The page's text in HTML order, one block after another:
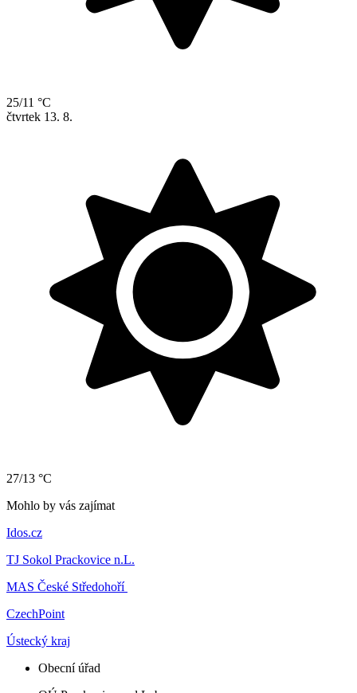
25/11 °C
čtvrtek 13. 8.
27/13 °C
Mohlo by vás zajímat
Idos.cz
TJ Sokol Prackovice n.L.
MAS České Středohoří
CzechPoint
Ústecký kraj
Obecní úřad